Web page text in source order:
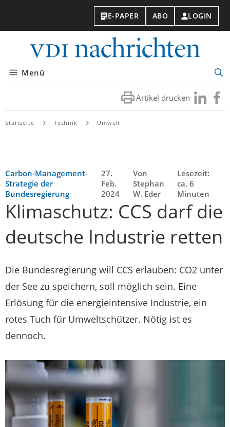
E-PAPER ABO LOGIN
Menü
Artikel drucken Besuchen
Sie
Sie
Startseite Technik Umwelt
Carbon-Management-
Strategie der
Bundesregierung
27.
Feb.
2024
Von
Stephan
W. Eder
Lesezeit:
ca. 6
Minuten
Klimaschutz: CCS darf die
deutsche Industrie retten
Die Bundesregierung will CCS erlauben: CO2 unter
der See zu speichern, soll möglich sein. Eine
Erlösung für die energieintensive Industrie, ein
rotes Tuch für Umweltschützer. Nötig ist es
dennoch.